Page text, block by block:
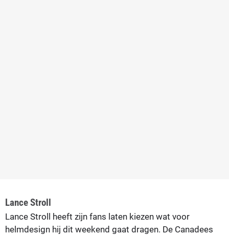
Lance Stroll
Lance Stroll heeft zijn fans laten kiezen wat voor
helmdesign hij dit weekend gaat dragen. De Canadees